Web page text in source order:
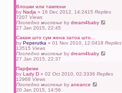
Влошки или тампони
by Nadja » 16 Dec 2012, 14:2415 Replies
7207 Views
Последно мислење by dream4baby
27 Jan 2015, 22:45
Сакам што сум жена затоа што...
by Peperutka » 01 Nov 2010, 12:0418 Replies
13515 Views
Последно мислење by dream4baby
27 Jan 2015, 22:37
Парфеми
by Lady D » 02 Oct 2010, 02:3336 Replies
12968 Views
Последно мислење by aneance
20 Jan 2015, 14:56